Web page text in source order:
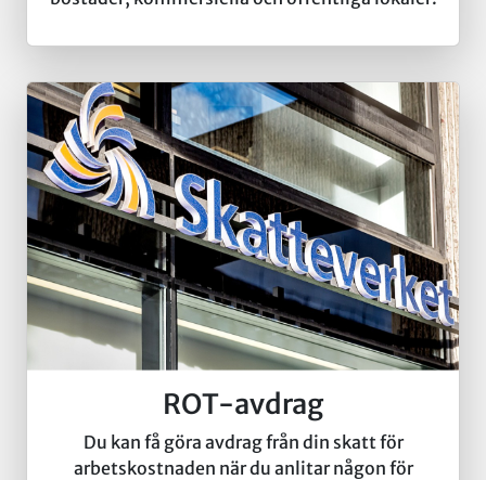
ROT-avdrag
Du kan få göra avdrag från din skatt för
arbetskostnaden när du anlitar någon för